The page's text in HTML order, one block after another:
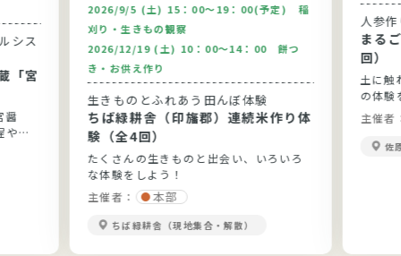
「宮
醤
や醤
2026/9/5 (土) 15：00～19：00(予定) 稲
刈り・生きもの観察
2026/12/19 (土) 10：00～14：00 餅つ
き・お供え作り
生きものとふれあう田んぼ体験
ちば緑耕舎（印旛郡）連続米作り体
験（全4回）
たくさんの生きものと出会い、いろいろ
な体験をしよう！
主催者：
本部
ちば緑耕舎（現地集合・解散）
人参
まる
回）
土に触
の体験
主催者
佐